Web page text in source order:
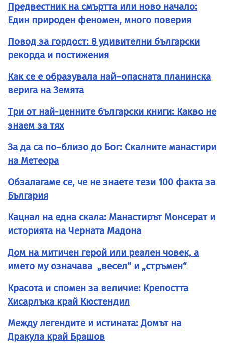
Предвестник на смъртта или ново начало:
Един природен феномен, много поверия
Повод за гордост: 8 удивителни български
рекорда и постижения
Как се е образувала най–опасната планинска
верига на Земята
Три от най-ценните български книги: Какво не
знаем за тях
За да са по–близо до Бог: Скалните манастири
на Метеора
Обзалагаме се, че не знаете тези 100 факта за
България
Кацнал на една скала: Манастирът Монсерат и
историята на Черната Мадона
Дом на митичен герой или реален човек, а
името му означава „весел“ и „стръмен“
Красота и спомен за величие: Крепостта
Хисарлъка край Кюстендил
Между легендите и истината: Домът на
Дракула край Брашов